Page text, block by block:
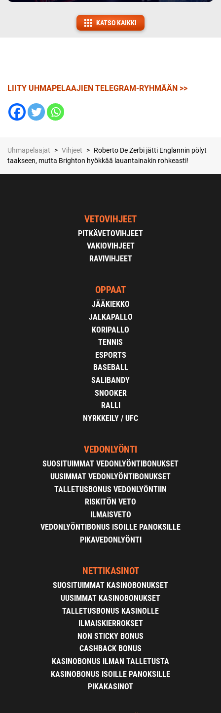
KATSO KAIKKI
LIITY UHMAPELAAJIEN TELEGRAM-RYHMÄÄN >>
Uhmapelaajat > Vihjeet > Roberto De Zerbi jätti Englannin pölyt
taakseen, mutta Brighton hyökkää lauantainakin rohkeasti!
VETOVIHJEET
PITKÄVETOVIHJEET
VAKIOVIHJEET
RAVIVIHJEET
OPPAAT
JÄÄKIEKKO
JALKAPALLO
KORIPALLO
TENNIS
ESPORTS
BASEBALL
SALIBANDY
SNOOKER
RALLI
NYRKKEILY / UFC
VEDONLYÖNTI
SUOSITUIMMAT VEDONLYÖNTIBONUKSET
UUSIMMAT VEDONLYÖNTIBONUKSET
TALLETUSBONUS VEDONLYÖNTIIN
RISKITÖN VETO
ILMAISVETO
VEDONLYÖNTIBONUS ISOILLE PANOKSILLE
PIKAVEDONLYÖNTI
NETTIKASINOT
SUOSITUIMMAT KASINOBONUKSET
UUSIMMAT KASINOBONUKSET
TALLETUSBONUS KASINOLLE
ILMAISKIERROKSET
NON STICKY BONUS
CASHBACK BONUS
KASINOBONUS ILMAN TALLETUSTA
KASINOBONUS ISOILLE PANOKSILLE
PIKAKASINOT